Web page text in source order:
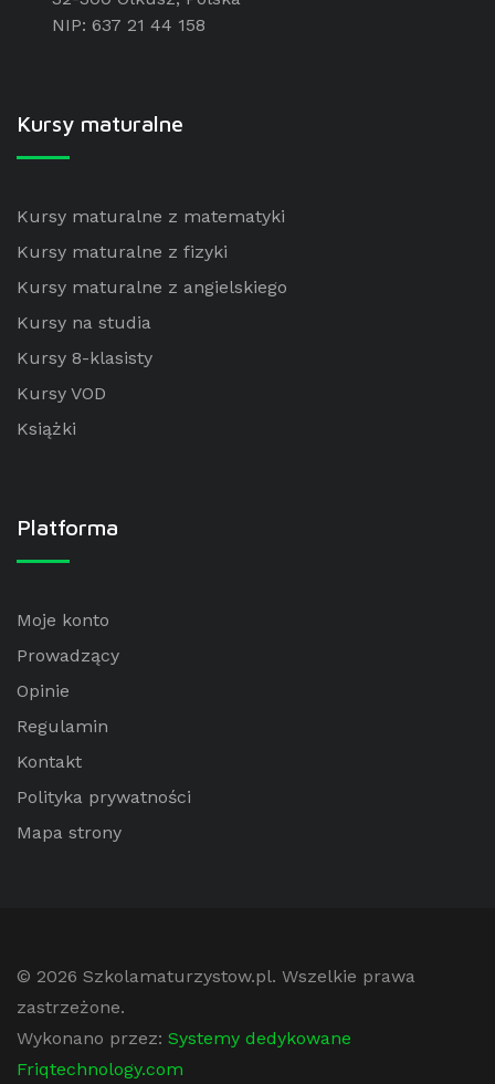
NIP: 637 21 44 158
Kursy maturalne
Kursy maturalne z matematyki
Kursy maturalne z fizyki
Kursy maturalne z angielskiego
Kursy na studia
Kursy 8-klasisty
Kursy VOD
Książki
Platforma
Moje konto
Prowadzący
Opinie
Regulamin
Kontakt
Polityka prywatności
Mapa strony
© 2026 Szkolamaturzystow.pl. Wszelkie prawa
zastrzeżone.
Wykonano przez: Systemy dedykowane
Friqtechnology.com